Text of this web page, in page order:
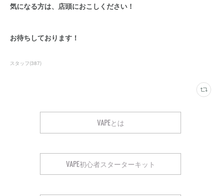
気になる方は、店頭におこしください！
お待ちしております！
スタッフ(387)
VAPEとは
VAPE初心者スターターキット